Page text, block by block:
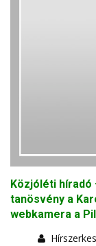
Közjóléti
tanösvény a
webkamera a